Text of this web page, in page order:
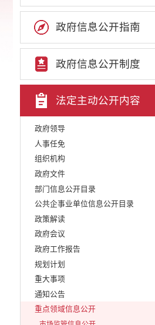
政府信息公开指南
政府信息公开制度
法定主动公开内容
政府领导
人事任免
组织机构
政府文件
部门信息公开目录
公共企事业单位信息公开目录
政策解读
政府会议
政府工作报告
规划计划
重大事项
通知公告
重点领域信息公开